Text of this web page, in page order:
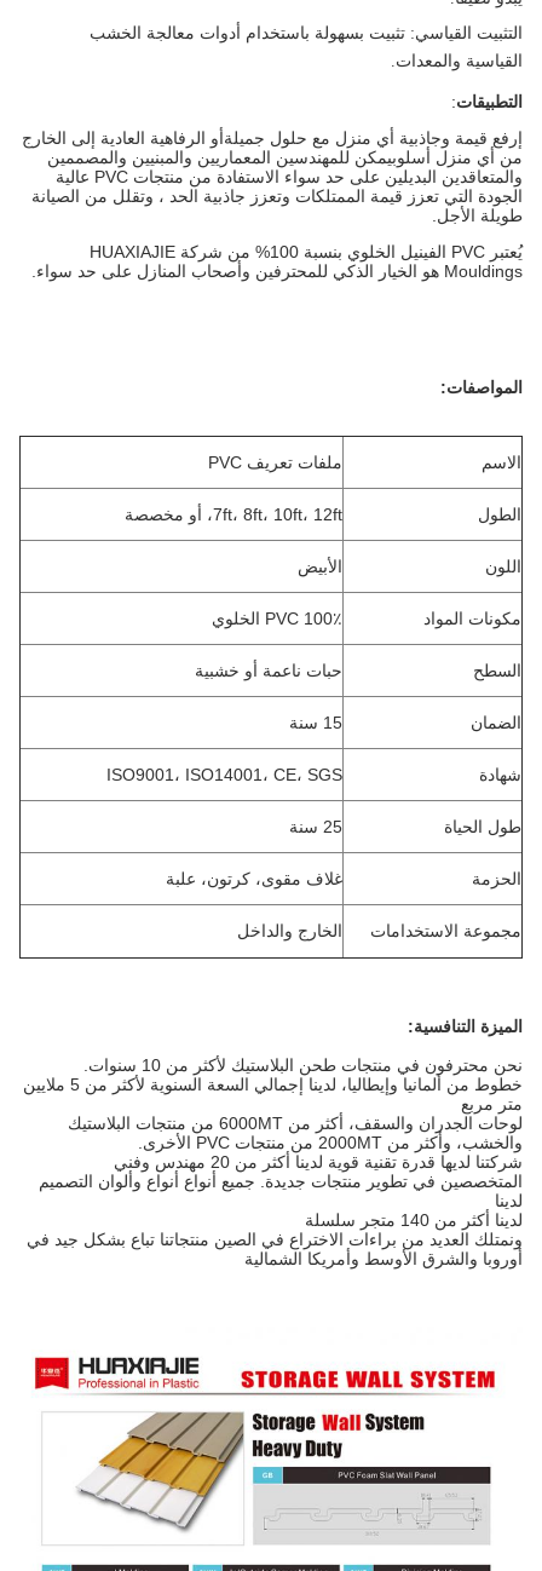
التثبيت القياسي : تثبيت بسهولة باستخدام أدوات معالجة الخشب
القياسية والمعدات.
التطبيقات:
إرفع قيمة وجاذبية أي منزل مع حلول جميلةأو الرفاهية العادية إلى الخارج
من أي منزل أسلوبيمكن للمهندسين المعماريين والمبنيين والمصممين
والمتعاقدين البديلين على حد سواء الاستفادة من منتجات PVC عالية
الجودة التي تعزز قيمة الممتلكات وتعزز جاذبية الحد ، وتقلل من الصيانة
طويلة الأجل.
يُعتبر PVC الفينيل الخلوي بنسبة 100% من شركة HUAXIAJIE
Mouldings هو الخيار الذكي للمحترفين وأصحاب المنازل على حد سواء.
المواصفات:
الاسم ملفات تعريف PVC
الطول 7ft، 8ft، 10ft، 12ft، أو مخصصة
اللون الأبيض
مكونات المواد 100٪ PVC الخلوي
السطح حبات ناعمة أو خشبية
الضمان 15 سنة
شهادة ISO9001، ISO14001، CE، SGS
طول الحياة 25 سنة
الحزمة غلاف مقوى، كرتون، علبة
مجموعة الاستخدامات الخارج والداخل
الميزة التنافسية:
نحن محترفون في منتجات طحن البلاستيك لأكثر من 10 سنوات.
خطوط من ألمانيا وإيطاليا، لدينا إجمالي السعة السنوية لأكثر من 5 ملايين
متر مربع
لوحات الجدران والسقف، أكثر من 6000MT من منتجات البلاستيك
والخشب، وأكثر من 2000MT من منتجات PVC الأخرى.
شركتنا لديها قدرة تقنية قوية لدينا أكثر من 20 مهندس وفني
المتخصصين في تطوير منتجات جديدة. جميع أنواع أنواع وألوان التصميم
لدينا
لدينا أكثر من 140 متجر سلسلة
ونمتلك العديد من براءات الاختراع في الصين منتجاتنا تباع بشكل جيد في
أوروبا والشرق الأوسط وأمريكا الشمالية